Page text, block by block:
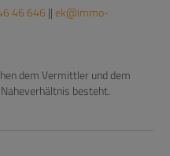
46 646 ||ek@immo-
dem Vermittler und dem
besteht.